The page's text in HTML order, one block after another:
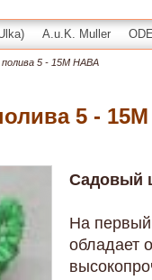
A.u.K. Muller
5 - 15M HABA
5 - 15M
Садовый
На первый
обладает